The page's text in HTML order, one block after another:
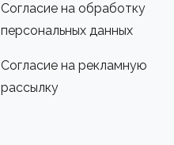
Согласие на обработку
персональных данных
Согласие на рекламную
рассылку